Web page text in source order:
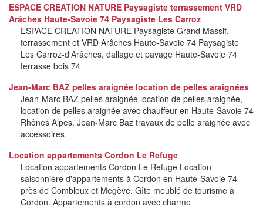
ESPACE CREATION NATURE Paysagiste terrassement VRD
Arâches Haute-Savoie 74 Paysagiste Les Carroz
ESPACE CREATION NATURE Paysagiste Grand Massif,
terrassement et VRD Arâches Haute-Savoie 74 Paysagiste
Les Carroz-d'Arâches, dallage et pavage Haute-Savoie 74
terrasse bois 74
Jean-Marc BAZ pelles araignée location de pelles araignées
Jean-Marc BAZ pelles araignée location de pelles araignée,
location de pelles araignée avec chauffeur en Haute-Savoie 74
Rhônes Alpes. Jean-Marc Baz travaux de pelle araignée avec
accessoires
Location appartements Cordon Le Refuge
Location appartements Cordon Le Refuge Location
saisonnière d'appartements à Cordon en Haute-Savoie 74
près de Combloux et Megève. Gîte meublé de tourisme à
Cordon. Appartements à cordon avec charme